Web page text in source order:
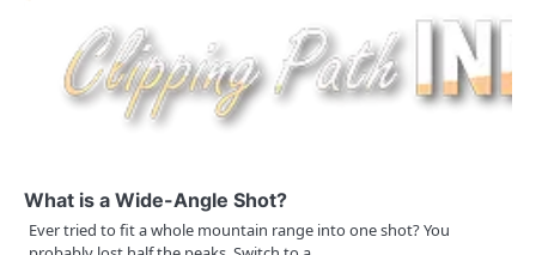
What is a Wide-Angle Shot?
Ever tried to fit a whole mountain range into one shot? You